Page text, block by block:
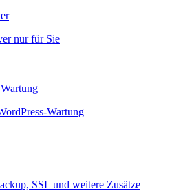
nur für Sie
Wartung
SSL und weitere Zusätze